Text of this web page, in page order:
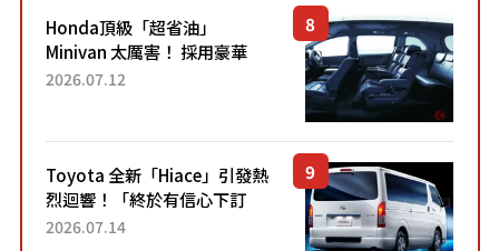
Honda頂級「超省油」
Minivan 太厲害！ 採用豪華
「真皮座椅」與專屬「黑色內
「三...
2026.07.12
Toyota 全新「Hiace」引發熱
烈迴響！「終於有信心下訂
了！」「哪個等級交車最
2026.07.14